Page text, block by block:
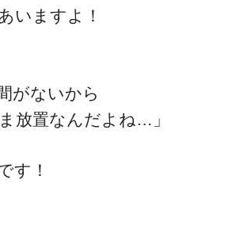
いますよ！
がないから
放置なんだよね…」
す！